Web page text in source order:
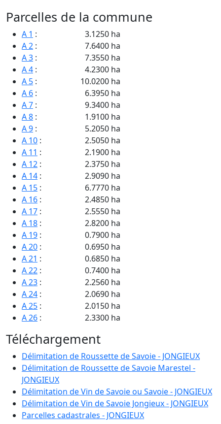
Parcelles de la commune
A 1 :
3.1250 ha
A 2 :
7.6400 ha
A 3 :
7.3550 ha
A 4 :
4.2300 ha
A 5 :
10.0200 ha
A 6 :
6.3950 ha
A 7 :
9.3400 ha
A 8 :
1.9100 ha
A 9 :
5.2050 ha
A 10 :
2.5050 ha
A 11 :
2.1900 ha
A 12 :
2.3750 ha
A 14 :
2.9090 ha
A 15 :
6.7770 ha
A 16 :
2.4850 ha
A 17 :
2.5550 ha
A 18 :
2.8200 ha
A 19 :
0.7900 ha
A 20 :
0.6950 ha
A 21 :
0.6850 ha
A 22 :
0.7400 ha
A 23 :
2.2560 ha
A 24 :
2.0690 ha
A 25 :
2.0150 ha
A 26 :
2.3300 ha
A 28:
0.4040 ha
A 29:
0.4130 ha
A 30:
0.8350 ha
A 31:
A 32:
0.3520 ha
A 33:
4.2100 ha
A 34:
1.5550 ha
Téléchargement
Délimitation de Roussette de Savoie - JONGIEUX
Délimitation de Roussette de Savoie Marestel -
JONGIEUX
Délimitation de Vin de Savoie ou Savoie - JONGIEUX
Délimitation de Vin de Savoie Jongieux - JONGIEUX
Parcelles cadastrales - JONGIEUX